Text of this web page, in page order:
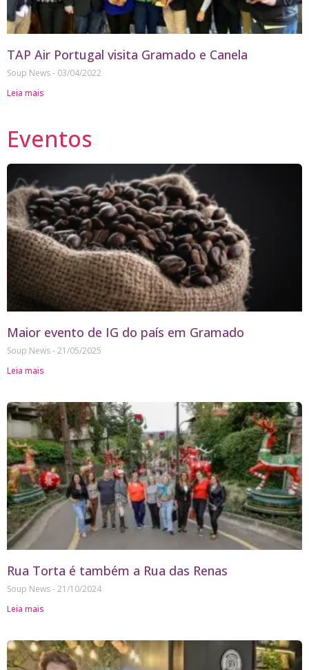
TAP Air Portugal visita Gramado e Canela
Soup News
03/04/2022
Leia mais
Eventos
Maior evento de IG do país em Gramado
Soup News 21/05/2025
Leia mais
Rua Torta é também a Rua das Renas
Soup News 21/10/2024
Leia mais